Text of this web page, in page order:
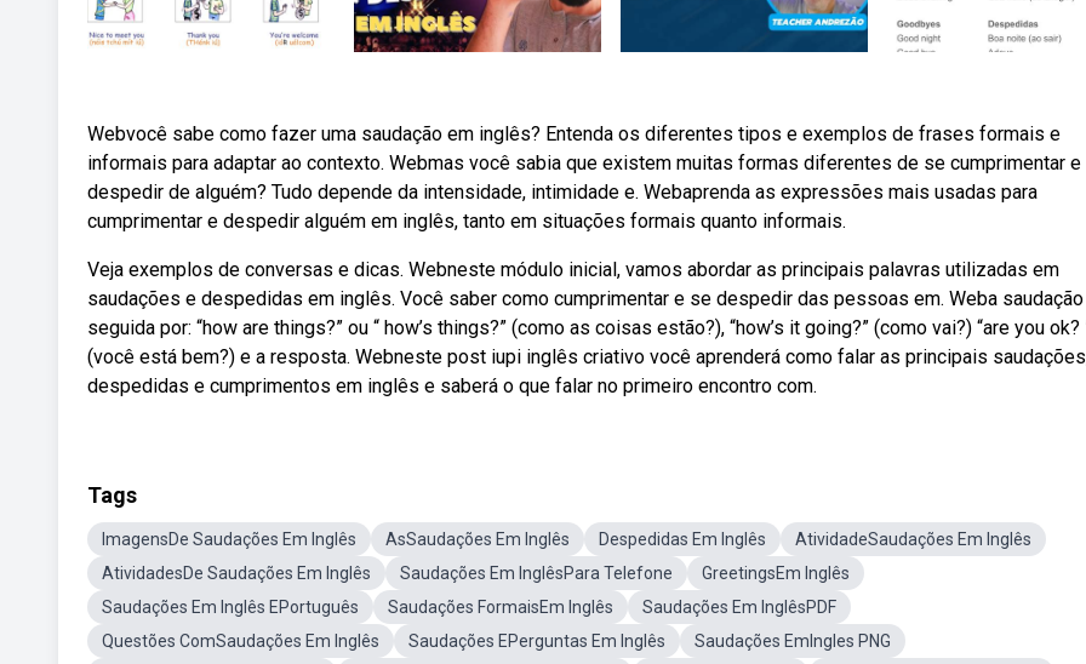
Webvocê sabe como fazer uma saudação em inglês? Entenda os diferentes tipos e exemplos de frases formais e
informais para adaptar ao contexto. Webmas você sabia que existem muitas formas diferentes de se cumprimentar
despedir de alguém? Tudo depende da intensidade, intimidade e. Webaprenda as expressões mais usadas para
cumprimentar e despedir alguém em inglês, tanto em situações formais quanto informais.
Veja exemplos de conversas e dicas. Webneste módulo inicial, vamos abordar as principais palavras utilizadas em
saudações e despedidas em inglês. Você saber como cumprimentar e se despedir das pessoas em. Weba
seguida por: “how are things?” ou “ how’s things?” (como as coisas estão?), “how’s it going?” (como vai?) “are you ok?
(você está bem?) e a resposta. Webneste post iupi inglês criativo você aprenderá como falar as principais
despedidas e cumprimentos em inglês e saberá o que falar no primeiro encontro com.
Tags
ImagensDe Saudações Em Inglês AsSaudações Em Inglês Despedidas Em Inglês
AtividadeSaudações Em Inglês
AtividadesDe Saudações Em Inglês
Saudações Em InglêsPara Telefone
GreetingsEm Inglês
Saudações Em Inglês EPortuguês
Saudações FormaisEm Inglês
Saudações Em InglêsPDF
Questões ComSaudações Em Inglês
Saudações EPerguntas Em Inglês
Saudações EmIngles PNG